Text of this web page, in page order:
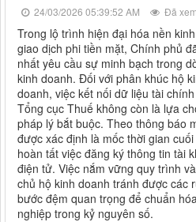
24/03/2026 05:39:52 AM Đã
Trong lộ trình hiện đại hóa nền
giao dịch phi tiền mặt, Chính phủ
nhất yêu cầu sự minh bạch trong
kinh doanh. Đối với phân khúc hộ
doanh, việc kết nối dữ liệu tài
Tổng cục Thuế không còn là lựa
pháp lý bắt buộc. Theo thông báo
được xác định là mốc thời gian
hoàn tất việc đăng ký thông tin tài
điện tử. Việc nắm vững quy trình
chủ hộ kinh doanh tránh được các
bước đệm quan trọng để chuẩn
nghiệp trong kỷ nguyên số.